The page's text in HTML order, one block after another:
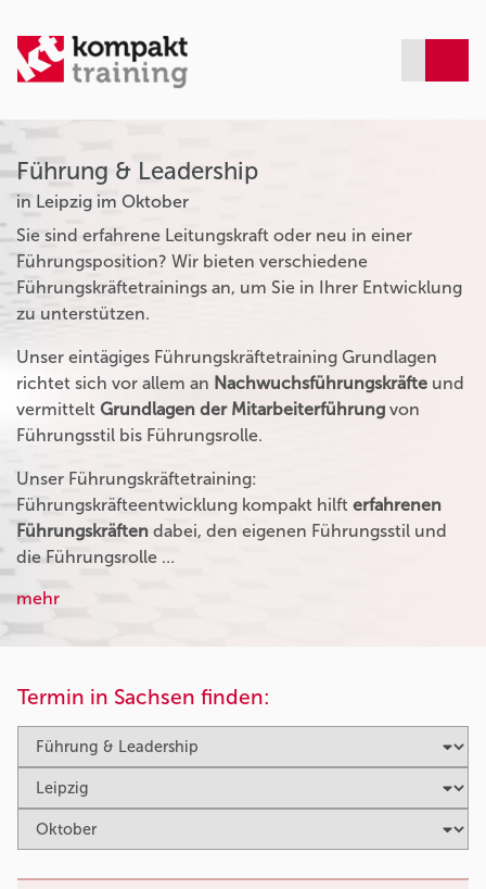
Führung & Leadership
in Leipzig im Oktober
Sie sind erfahrene Leitungskraft oder neu in einer
Führungsposition? Wir bieten verschiedene
Führungskräftetrainings an, um Sie in Ihrer Entwicklung
zu unterstützen.
Unser eintägiges Führungskräftetraining Grundlagen
richtet sich vor allem an Nachwuchsführungskräfte und
vermittelt Grundlagen der Mitarbeiterführung von
Führungsstil bis Führungsrolle.
Unser Führungskräftetraining:
Führungskräfteentwicklung kompakt hilft erfahrenen
Führungskräften dabei, den eigenen Führungsstil und
die Führungsrolle …
mehr
Termin in Sachsen finden: